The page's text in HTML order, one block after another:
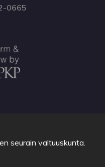
0665
seurain valtuuskunta